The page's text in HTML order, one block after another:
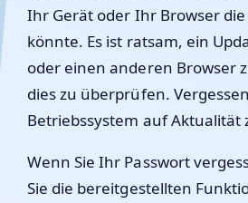
Ihr Gerät oder Ihr Browser die
könnte. Es ist ratsam, ein
oder einen anderen Browser
dies zu überprüfen.
Betriebssystem auf Aktualität
Wenn Sie Ihr Passwort
Sie die bereitgestellten